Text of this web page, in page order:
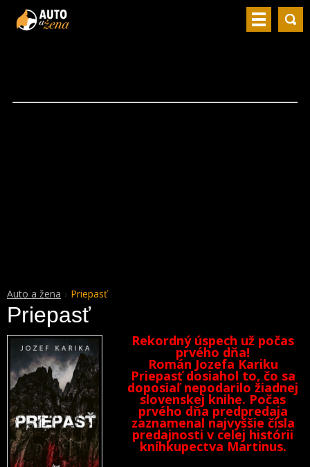
Auto a žena Priepasť
Priepasť
Rekordný úspech už počas
prvého dňa!
Román Jozefa Kariku
Priepasť dosiahol to, čo sa
doposiaľ nepodarilo žiadnej
slovenskej knihe. Počas
prvého dňa predpredaja
zaznamenal najvyššie čísla
predajnosti v celej histórii
kníhkupectva Martinus.